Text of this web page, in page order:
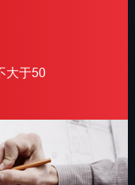
大于50